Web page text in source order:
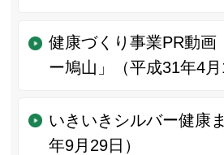
健康づくり事業PR動画
ー鳩山」（平成31年4月
いきいきシルバー健康
年9月29日）